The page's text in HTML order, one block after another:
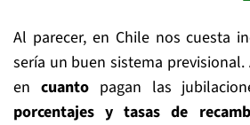
Al parecer, en Chile nos cuesta
sería un buen sistema
en cuantopagan las
porcentajes y tasas de